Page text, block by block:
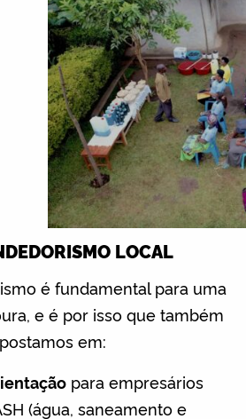
LOCAL
é fundamental para uma
e é por isso que também
em:
para empresários
(água, saneamento e